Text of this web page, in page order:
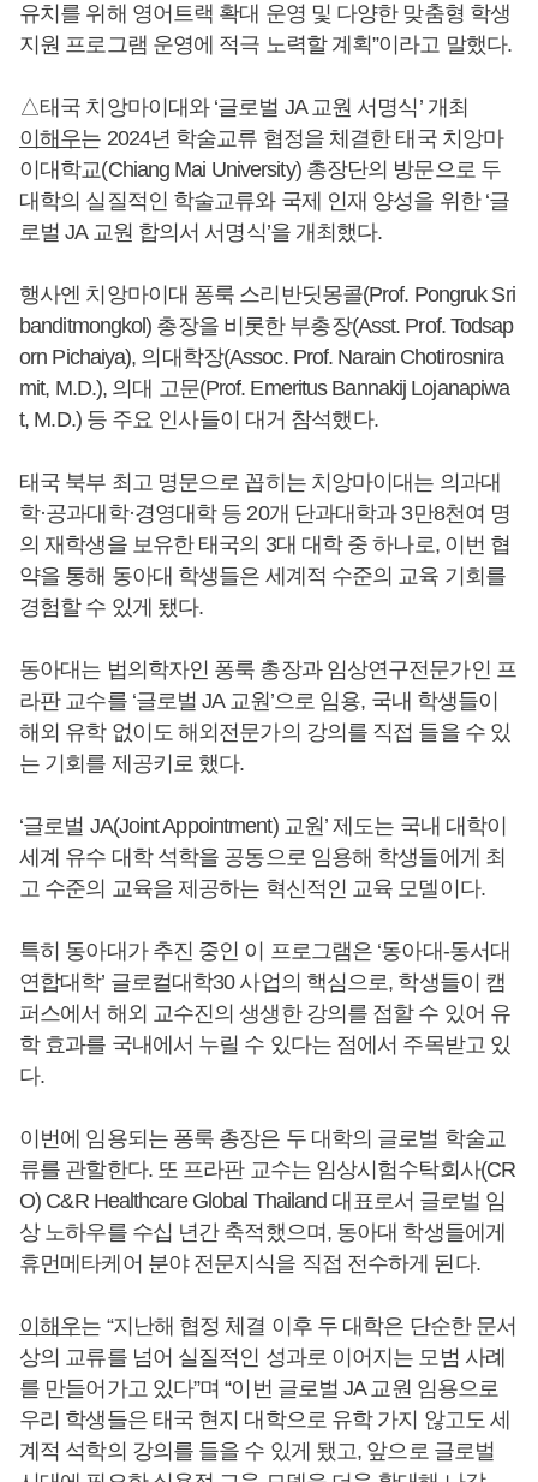
유치를 위해 영어트랙 확대 운영 및 다양한 맞춤형 학생
지원 프로그램 운영에 적극 노력할 계획”이라고 말했다.
△태국 치앙마이대와 ‘글로벌 JA 교원 서명식’ 개최
이해우는 2024년 학술교류 협정을 체결한 태국 치앙마
이대학교(Chiang Mai University) 총장단의 방문으로 두
대학의 실질적인 학술교류와 국제 인재 양성을 위한 ‘글
로벌 JA 교원 합의서 서명식’을 개최했다.
행사엔 치앙마이대 퐁룩 스리반딧몽콜(Prof. Pongruk Sri
banditmongkol) 총장을 비롯한 부총장(Asst. Prof. Todsap
orn Pichaiya), 의대학장(Assoc. Prof. Narain Chotirosnira
mit, M.D.), 의대 고문(Prof. Emeritus Bannakij Lojanapiwa
t, M.D.) 등 주요 인사들이 대거 참석했다.
태국 북부 최고 명문으로 꼽히는 치앙마이대는 의과대
학·공과대학·경영대학 등 20개 단과대학과 3만8천여 명
의 재학생을 보유한 태국의 3대 대학 중 하나로, 이번 협
약을 통해 동아대 학생들은 세계적 수준의 교육 기회를
경험할 수 있게 됐다.
동아대는 법의학자인 퐁룩 총장과 임상연구전문가인 프
라판 교수를 ‘글로벌 JA 교원’으로 임용, 국내 학생들이
해외 유학 없이도 해외전문가의 강의를 직접 들을 수 있
는 기회를 제공키로 했다.
‘글로벌 JA(Joint Appointment) 교원’ 제도는 국내 대학이
세계 유수 대학 석학을 공동으로 임용해 학생들에게 최
고 수준의 교육을 제공하는 혁신적인 교육 모델이다.
특히 동아대가 추진 중인 이 프로그램은 ‘동아대-동서대
연합대학’ 글로컬대학30 사업의 핵심으로, 학생들이 캠
퍼스에서 해외 교수진의 생생한 강의를 접할 수 있어 유
학 효과를 국내에서 누릴 수 있다는 점에서 주목받고 있
다.
이번에 임용되는 퐁룩 총장은 두 대학의 글로벌 학술교
류를 관할한다. 또 프라판 교수는 임상시험수탁회사(CR
O) C&R Healthcare Global Thailand 대표로서 글로벌 임
상 노하우를 수십 년간 축적했으며, 동아대 학생들에게
휴먼메타케어 분야 전문지식을 직접 전수하게 된다.
이해우는 “지난해 협정 체결 이후 두 대학은 단순한 문서
상의 교류를 넘어 실질적인 성과로 이어지는 모범 사례
를 만들어가고 있다”며 “이번 글로벌 JA 교원 임용으로
우리 학생들은 태국 현지 대학으로 유학 가지 않고도 세
계적 석학의 강의를 들을 수 있게 됐고, 앞으로 글로벌